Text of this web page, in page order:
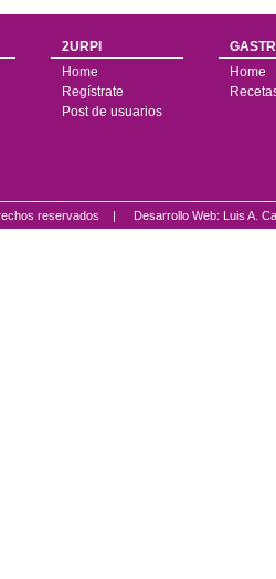
2URPI
Home
Regístrate
Post de usuarios
Home
reservados | Desarrollo Web: Luis